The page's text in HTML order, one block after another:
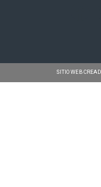
SITIO WEB